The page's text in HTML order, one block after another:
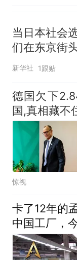
当日本社会
们在东京街
忆
新华社 1跟贴
德国欠下
国,真相藏不
惊视
卡了12年的
中国工厂，